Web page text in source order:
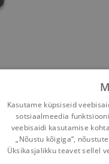
Kasutame küpsiseid
sotsiaalmeedia
veebisaidi kasutamise
„Nõustu kõigiga“,
Üksikasjalikku teavet sellel